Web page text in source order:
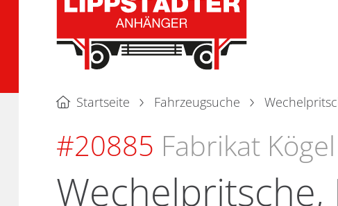
Startseite Fahrzeugsuche
#20885 Fabrikat Kögel